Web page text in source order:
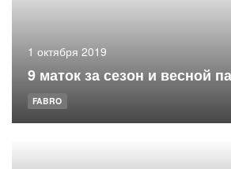
1 октября 2019
9 маток за сезон и весной
FABRO